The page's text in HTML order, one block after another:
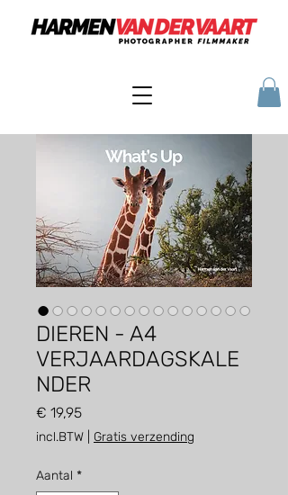
DIEREN - A4
VERJAARDAGSKALE
NDER
€ 19,95Prijs
incl.BTW Gratis verzending
Aantal *